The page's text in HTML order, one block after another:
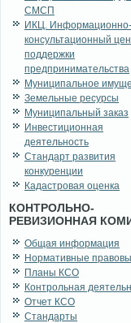
СМСП
ИКЦ. Информационно-
консультационный
поддержки
предпринимательства
Муниципальное
Земельные ресурсы
Муниципальный заказ
Инвестиционная
деятельность
Стандарт развития
конкуренции
Кадастровая оценка
КОНТРОЛЬНО-
РЕВИЗИОННАЯ
Общая информация
Нормативные
Планы КСО
Контрольная
Отчет КСО
Стандарты